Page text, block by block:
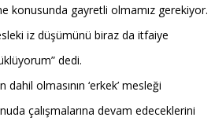
konusunda gayretli olmamız gerekiyor.
iz düşümünü biraz da itfaiye
dedi.
dahil olmasının ‘erkek’ mesleği
çalışmalarına devam edeceklerini